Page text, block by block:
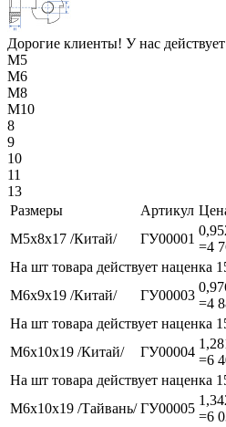
Дорогие клиенты! У нас
М5
М6
М8
М10
8
9
10
11
13
Размеры
Артикул
М5х8х17 /Китай/
ГУ00001
=4
На шт товара действует наценка
М6х9х19 /Китай/
ГУ00003
=4
На шт товара действует наценка
М6х10х19 /Китай/
ГУ00004
=6
На шт товара действует наценка
М6х10х19 /Тайвань/ ГУ00005
=6